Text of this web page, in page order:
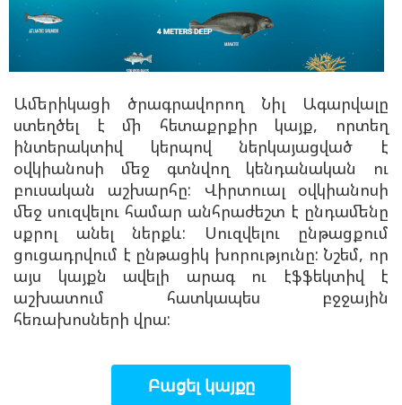
Ամերիկացի ծրագրավորող Նիլ Ագարվալը
ստեղծել է մի հետաքրքիր կայք, որտեղ
ինտերակտիվ կերպով ներկայացված է
օվկիանոսի մեջ գտնվող կենդանական ու
բուսական աշխարհը: Վիրտուալ օվկիանոսի
մեջ սուզվելու համար անհրաժեշտ է ընդամենը
սքրոլ անել ներքև: Սուզվելու ընթացքում
ցուցադրվում է ընթացիկ խորությունը: Նշեմ, որ
այս կայքն ավելի արագ ու էֆֆեկտիվ է
աշխատում հատկապես բջջային
հեռախոսների վրա:
Բացել կայքը